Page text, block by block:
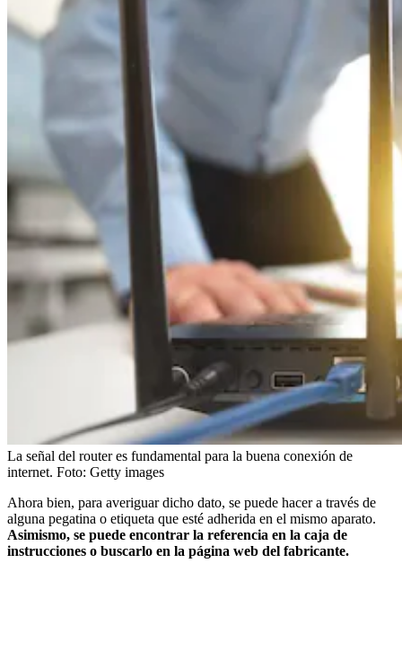
La señal del router es fundamental para la buena conexión de
internet. Foto: Getty images
Ahora bien, para averiguar dicho dato, se puede hacer a través de
alguna pegatina o etiqueta que esté adherida en el mismo aparato.
Asimismo, se puede encontrar la referencia en la caja de
instrucciones o buscarlo en la página web del fabricante.